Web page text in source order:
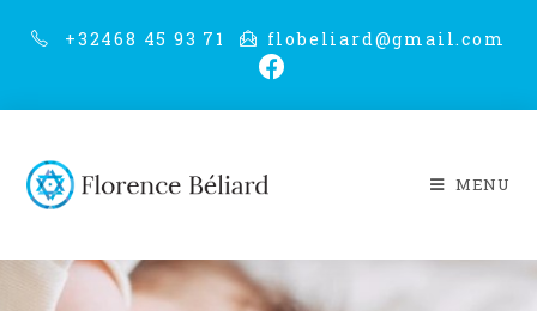
+32468 45 93 71 flobeliard@gmail.com
MENU